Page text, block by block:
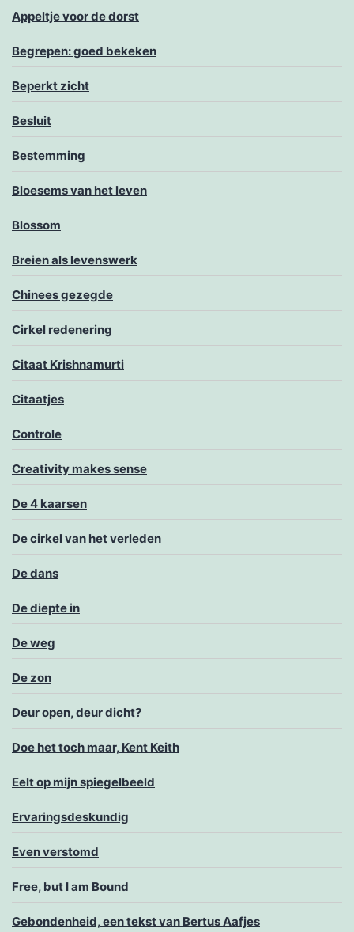
Appeltje voor de dorst
Begrepen: goed bekeken
Beperkt zicht
Besluit
Bestemming
Bloesems van het leven
Blossom
Breien als levenswerk
Chinees gezegde
Cirkel redenering
Citaat Krishnamurti
Citaatjes
Controle
Creativity makes sense
De 4 kaarsen
De cirkel van het verleden
De dans
De diepte in
De weg
De zon
Deur open, deur dicht?
Doe het toch maar, Kent Keith
Eelt op mijn spiegelbeeld
Ervaringsdeskundig
Even verstomd
Free, but I am Bound
Gebondenheid, een tekst van Bertus Aafjes